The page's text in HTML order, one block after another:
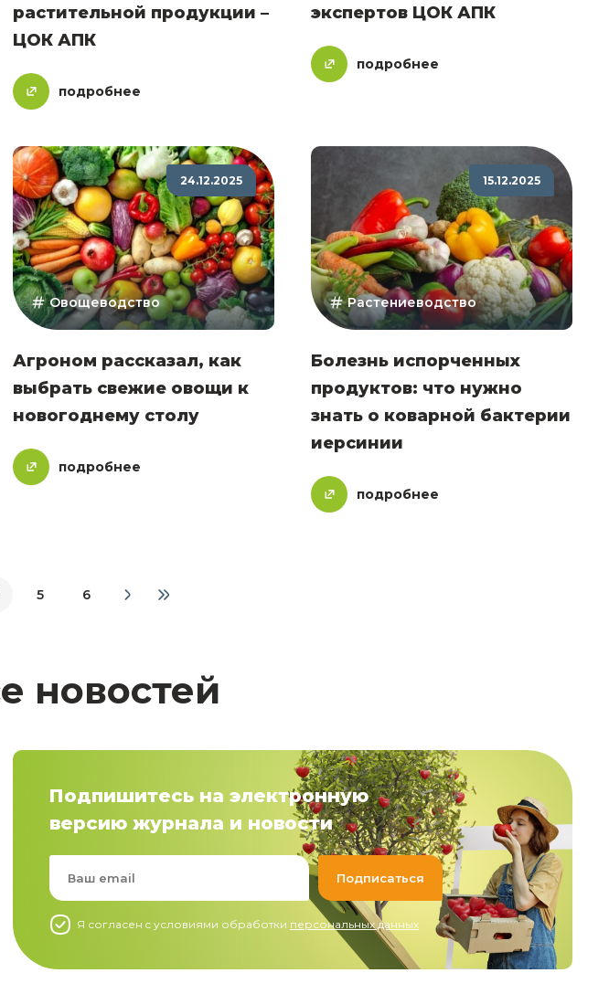
растительной продукции –
ЦОК АПК
подробнее
экспертов ЦОК АПК
подробнее
24.12.2025
Овощеводство
Агроном рассказал, как
выбрать свежие овощи к
новогоднему столу
подробнее
15.12.2025
Растениеводство
Болезнь испорченных
продуктов: что нужно
знать о коварной бактерии
иерсинии
подробнее
5 6
новостей
Подпишитесь на электронную
версию журнала и новости
Я согласен c условиями обработки персональных данных